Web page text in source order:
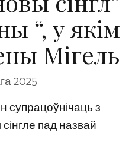
“, у якім
Мігель
2025
супрацоўнічаць з
пад назвай